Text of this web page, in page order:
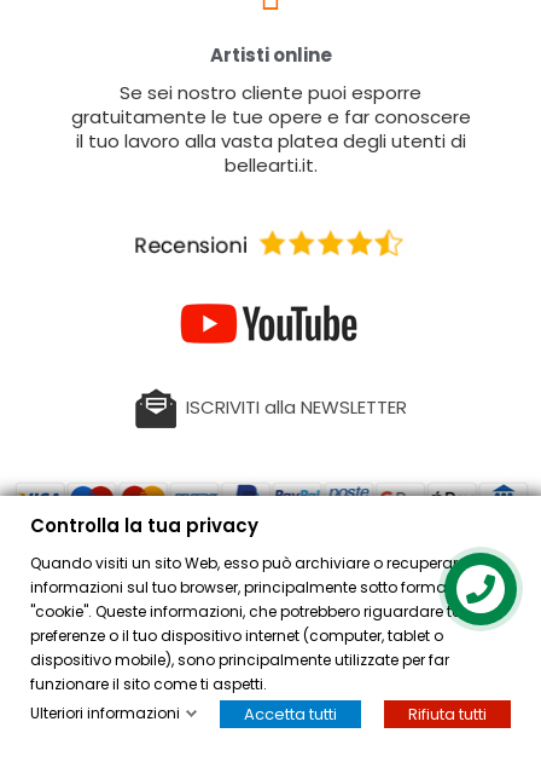
Artisti online
Se sei nostro cliente puoi esporre
gratuitamente le tue opere e far conoscere
il tuo lavoro alla vasta platea degli utenti di
bellearti.it.
ISCRIVITI alla NEWSLETTER
PRODOTTI
ACQUISTI
ACCOUNT
HOME ACCOUNT CASSA CERCA
Controlla la tua privacy
Quando visiti un sito Web, esso può archiviare o recuperare
informazioni sul tuo browser, principalmente sotto forma di
"cookie". Queste informazioni, che potrebbero riguardare te, le tue
preferenze o il tuo dispositivo internet (computer, tablet o
dispositivo mobile), sono principalmente utilizzate per far
funzionare il sito come ti aspetti.
Ulteriori informazioni
Accetta tutti Rifiuta tutti
Contact us